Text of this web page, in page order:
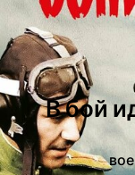
В бой